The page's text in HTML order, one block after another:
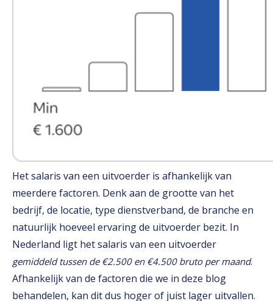
Het salaris van een uitvoerder is afhankelijk van
meerdere factoren. Denk aan de grootte van het
bedrijf, de locatie, type dienstverband, de branche en
natuurlijk hoeveel ervaring de uitvoerder bezit. In
Nederland ligt het salaris van een uitvoerder
gemiddeld tussen de €2.500 en €4.500 bruto per maand.
Afhankelijk van de factoren die we in deze blog
behandelen, kan dit dus hoger of juist lager uitvallen.